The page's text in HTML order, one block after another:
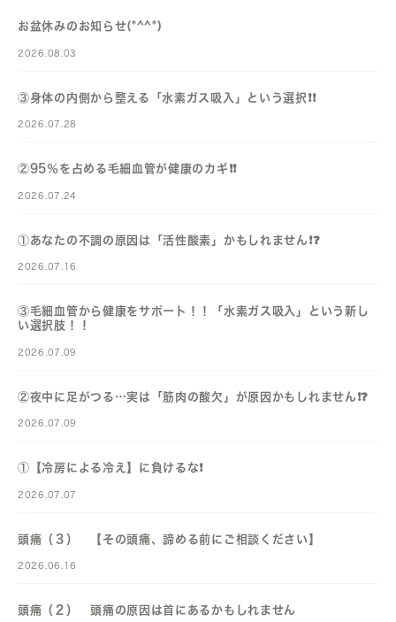
お盆休みのお知らせ(*^^*)
2026.08.03
③身体の内側から整える「水素ガス吸入」という選択❗️❗️
2026.07.28
②95％を占める毛細血管が健康のカギ❗️❗️
2026.07.24
①あなたの不調の原因は「活性酸素」かもしれません❗️❓️
2026.07.16
③毛細血管から健康をサポート！！「水素ガス吸入」という新し
い選択肢！！
2026.07.09
②夜中に足がつる…実は「筋肉の酸欠」が原因かもしれません❗️❓️
2026.07.09
①【冷房による冷え】に負けるな❗️
2026.07.07
頭痛（３） 【その頭痛、諦める前にご相談ください】
2026.06.16
頭痛（２） 頭痛の原因は首にあるかもしれません